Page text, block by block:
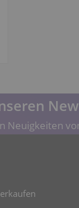
Neuigkeiten